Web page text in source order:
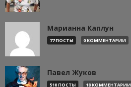
Марианна Каплун
77 ПОСТЫ 0 КОММЕНТАРИИ
Павел Жуков
510 ПОСТЫ 18 КОММЕНТАРИИ